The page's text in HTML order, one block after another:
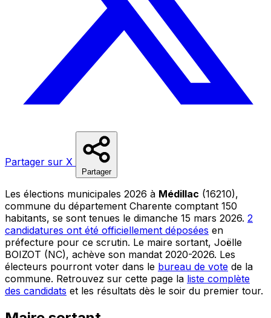
Partager sur X
Partager
Les élections municipales 2026 à Médillac (16210),
commune du département Charente comptant 150
habitants, se sont tenues le dimanche 15 mars 2026. 2
candidatures ont été officiellement déposées en
préfecture pour ce scrutin. Le maire sortant, Joëlle
BOIZOT (NC), achève son mandat 2020-2026. Les
électeurs pourront voter dans le bureau de vote de la
commune. Retrouvez sur cette page la liste complète
des candidats et les résultats dès le soir du premier tour.